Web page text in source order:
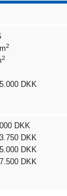
2
2
DKK
DKK
DKK
DKK
DKK